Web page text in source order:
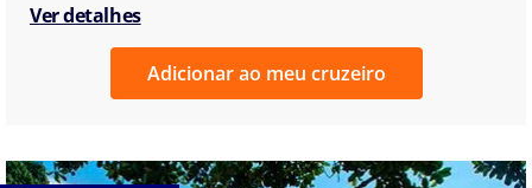
Ver detalhes
Adicionar ao meu cruzeiro